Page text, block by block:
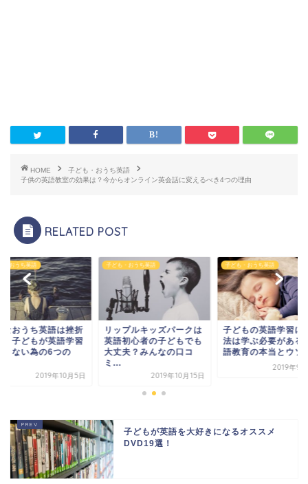
HOME
子ども・おうち英語
子供の英語教室の効果は？今からオンライン英会話に変えるべき4つの理由
RELATED POST
・おうち英語
なおうち英語は挫折
！子どもが英語学習
きない為の6つの
2019年10月5日
子ども・おうち英語
リップルキッズパークは
英語初心者の子どもでも
大丈夫？みんなの口コ
ミ...
2019年10月15日
子ども・おうち英語
子どもの英語学習に
法は学ぶ必要がある
語教育の本当とウソ
2019年9
子どもが英語を大好きになるオススメ
DVD19選！